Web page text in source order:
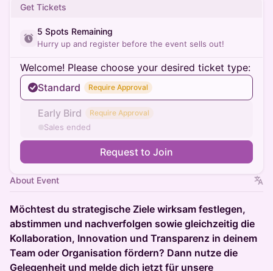
Get Tickets
5 Spots Remaining
Hurry up and register before the event sells out!
Welcome! Please choose your desired ticket type:
Standard
Require Approval
Early Bird Require Approval
Sales ended
Request to Join
About Event
Möchtest du strategische Ziele wirksam festlegen,
abstimmen und nachverfolgen sowie gleichzeitig die
Kollaboration, Innovation und Transparenz in deinem
Team oder Organisation fördern? Dann nutze die
Gelegenheit und melde dich jetzt für unsere